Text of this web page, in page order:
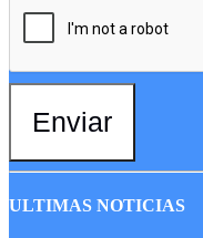
Enviar
ULTIMAS NOTICIAS